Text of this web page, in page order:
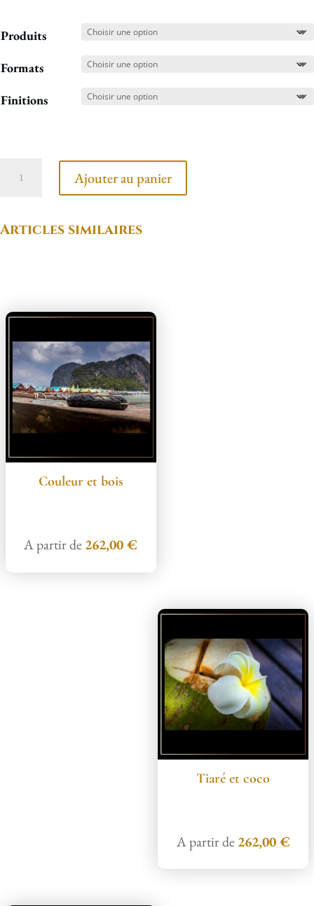
Produits
Formats
Finitions
verte
Ajouter au panier
Articles similaires
Couleur et bois
A partir de 262,00€
Tiaré et coco
A partir de 262,00€